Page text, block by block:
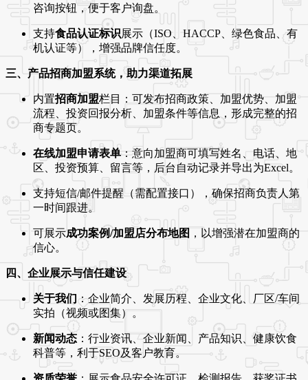
咨询按钮，便于客户询盘。
支持食品认证标识展示（ISO、HACCP、绿色食品、有
机认证等），增强品牌信任度。
三、产品招商加盟系统，助力渠道拓展
内置招商加盟栏目：可发布招商政策、加盟优势、加盟
流程、投资回报分析、加盟条件等信息，形成完整的招
商专题页。
在线加盟申请表单：意向加盟商可填写姓名、电话、地
区、投资预算、留言等，后台自动记录并导出为Excel。
支持短信/邮件提醒（需配置接口），确保招商负责人第
一时间跟进。
可展示成功案例/加盟店分布地图 ，以增强潜在加盟商的
信心。
四、企业展示与信任建设
关于我们：企业简介、发展历程、企业文化、厂区/车间
实拍（视频或图集）。
新闻动态 ：行业资讯、企业新闻、产品知识、健康饮食
科普等，利于SEO及客户教育。